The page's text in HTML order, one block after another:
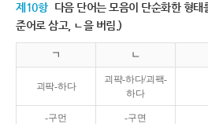
제10항 다음 단어는 모음이 단순화한 형
준어로 삼고, ㄴ을 버림.)
ㄱ ㄴ
괴팍-하다
괴퍅-하다/괴팩-
하다
-구먼 -구면